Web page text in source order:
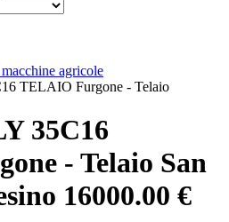
agricole
TELAIO Furgone - Telaio
35C16
- Telaio San
16000.00 €